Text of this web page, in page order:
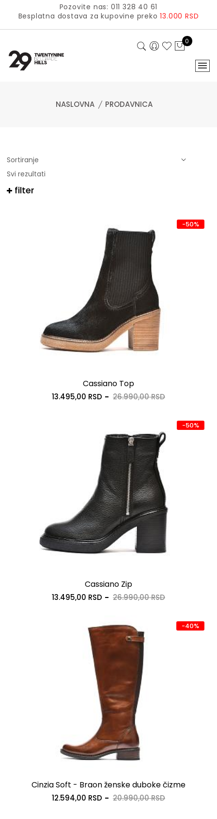
Pozovite nas: 011 328 40 61
Besplatna dostava za kupovine preko13.000 RSD
0
NASLOVNA PRODAVNICA
Svi rezultati
filter
-50%
Cassiano Top
13.495,00 RSD 26.990,00 RSD
-50%
Cassiano Zip
13.495,00 RSD 26.990,00 RSD
-40%
Cinzia Soft - Braon ženske duboke čizme
12.594,00 RSD 20.990,00 RSD